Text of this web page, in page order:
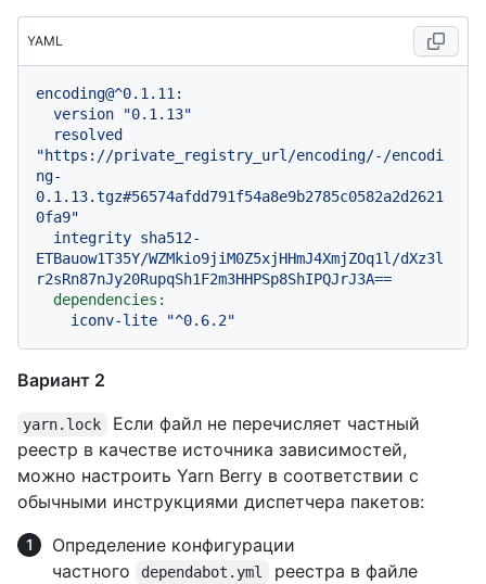
YAML
encoding@^0.1.11:
version
"0.1.13"
resolved
"https://private_registry_url/encoding/-/encodi
ng-
0.1.13.tgz#56574afdd791f54a8e9b2785c0582a2d2621
0fa9"
integrity sha512-
ETBauow1T35Y/WZMkio9jiM0Z5xjHHmJ4XmjZOq1l/dXz3l
r2sRn87nJy20RupqSh1F2m3HHPSp8ShIPQJrJ3A==
dependencies:
iconv-lite
"^0.6.2"
Вариант 2
yarn.lock
Если файл не перечисляет частный
реестр в качестве источника зависимостей,
можно настроить Yarn Berry в соответствии с
обычными инструкциями диспетчера пакетов:
Определение конфигурации
частного
dependabot.yml
реестра в файле